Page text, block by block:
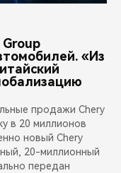
«Из
продажи Chery
в 20 миллионов
новый Chery
20-миллионный
передан